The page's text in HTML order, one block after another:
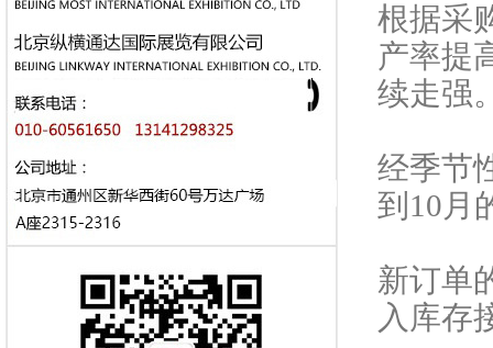
根据采
产率提
续走强
经季节
到10月
新订单
入库存